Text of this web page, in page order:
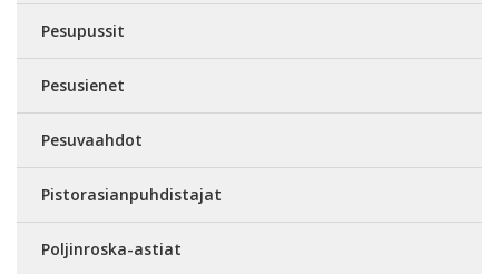
Pesupussit
Pesusienet
Pesuvaahdot
Pistorasianpuhdistajat
Poljinroska-astiat